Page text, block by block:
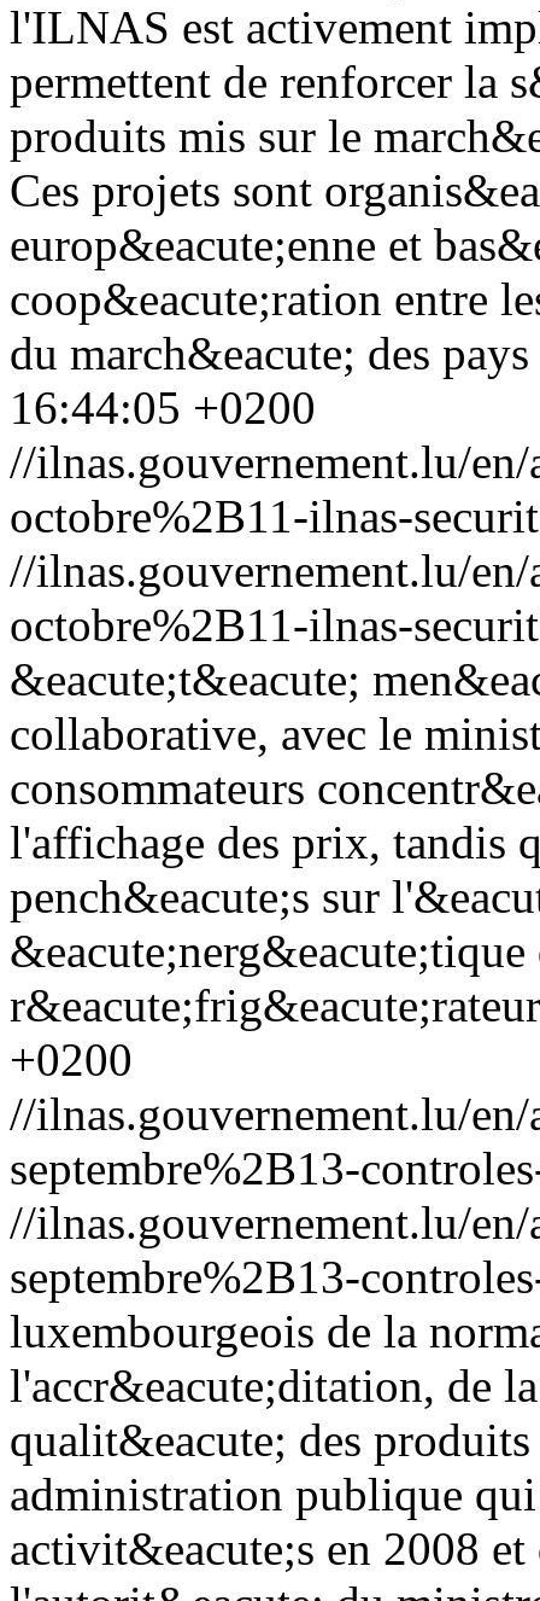
l'ILNAS est activement
permettent de renforcer la
produits mis sur le
Ces projets sont
europ&eacute;enne et
coop&eacute;ration entre
du march&eacute; des
16:44:05 +0200
//ilnas.gouvernement.lu/
octobre%2B11-ilnas-
//ilnas.gouvernement.lu/
octobre%2B11-ilnas-
&eacute;t&eacute;
collaborative, avec le
consommateurs
l'affichage des prix, tandis
pench&eacute;s sur
&eacute;nerg&eacute;tique
+0200
//ilnas.gouvernement.lu/
septembre%2B13-
//ilnas.gouvernement.lu/
septembre%2B13-
luxembourgeois de la
l'accr&eacute;ditation, de
qualit&eacute; des
administration publique
activit&eacute;s en 2008